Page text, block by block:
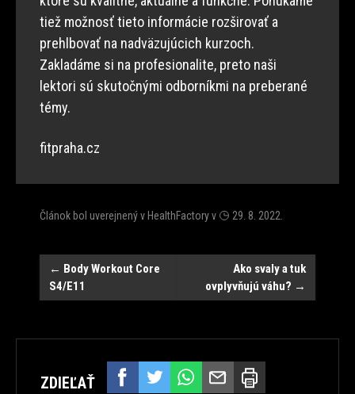
tiež možnosť tieto informácie rozširovať a
prehlbovať na nadväzujúcich kurzoch.
Zakladáme si na profesionalite, preto naši
lektori sú skutočnými odborníkmi na preberané
témy.
fitpraha.cz
Článok bol uverejnený v HealthFactoryv 29. 8. 2022
Post
navigation
← Body Workout Core
S4/E11
Ako svaly a tuk
ovplyvňujú váhu? →
ZDIEĽAŤ